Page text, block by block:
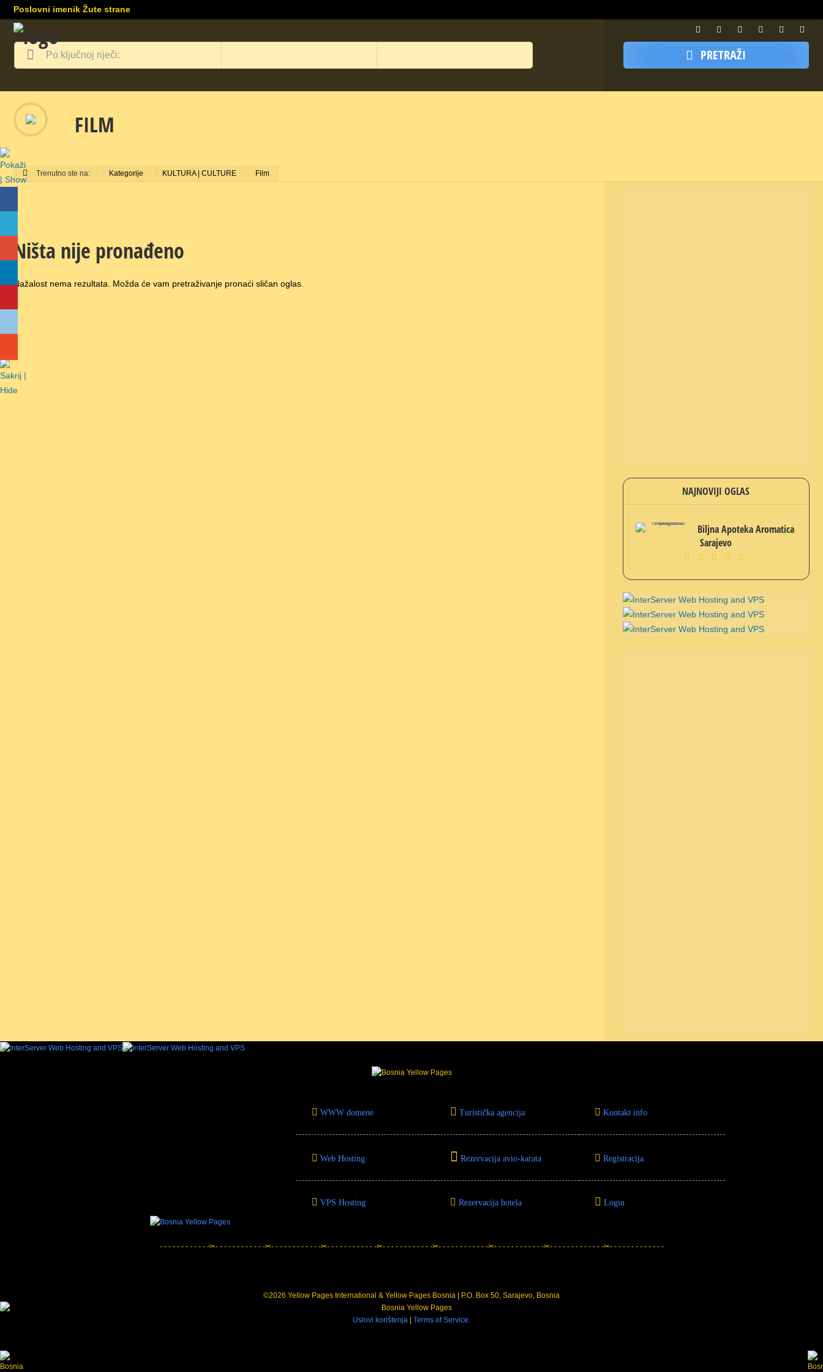
Poslovni imenik Žute strane
PRETRAŽI
FILM
Trenutno ste na: Kategorije KULTURA | CULTURE Film
Ništa nije pronađeno
Nažalost nema rezultata. Možda će vam pretraživanje pronaći sličan oglas.
NAJNOVIJI OGLAS
Biljna Apoteka Aromatica
Sarajevo
WWW domene Turistička agencija Kontakt info
Web Hosting Rezervacija avio-karata Registracija
VPS Hosting Rezervacija hotela Login
- - - - - - - - - - - -✂- - - - - - - - - - - -✂- - - - - - - - - - - -✂- - - - - - - - - - - -✂- - - - - - - - - - - -✂- - - - - - - - - - - -✂- - - - - - - - - - - -✂- - - - - - - - - - - - -✂- - - - - - - - - - - - -
©2026 Yellow Pages International & Yellow Pages Bosnia | P.O. Box 50, Sarajevo, Bosnia
Uslovi korištenja Terms of Service.